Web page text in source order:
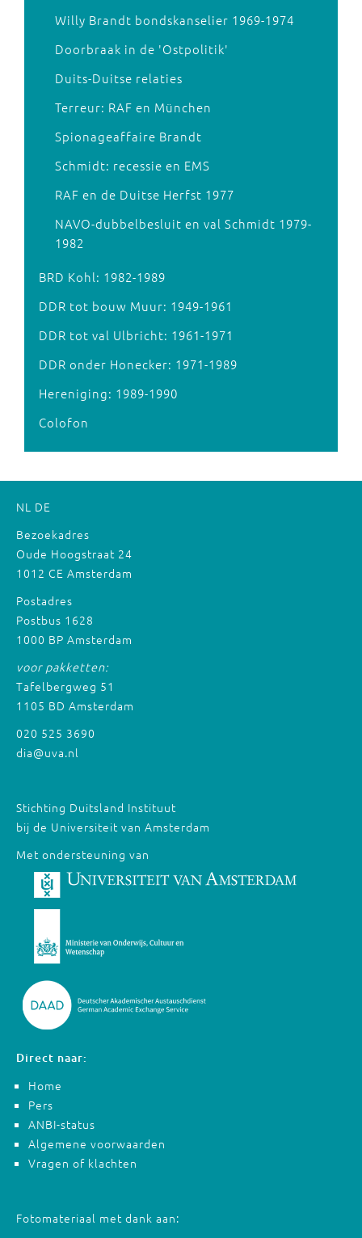
Willy Brandt bondskanselier 1969-1974
Doorbraak in de 'Ostpolitik'
Duits-Duitse relaties
Terreur: RAF en München
Spionageaffaire Brandt
Schmidt: recessie en EMS
RAF en de Duitse Herfst 1977
NAVO-dubbelbesluit en val Schmidt 1979-
1982
BRD Kohl: 1982-1989
DDR tot bouw Muur: 1949-1961
DDR tot val Ulbricht: 1961-1971
DDR onder Honecker: 1971-1989
Hereniging: 1989-1990
Colofon
NL DE
Bezoekadres
Oude Hoogstraat 24
1012 CE Amsterdam
Postadres
Postbus 1628
1000 BP Amsterdam
voor pakketten:
Tafelbergweg 51
1105 BD Amsterdam
020 525 3690
dia@uva.nl
Stichting Duitsland Instituut
bij de Universiteit van Amsterdam
Met ondersteuning van
Direct naar:
Home
Pers
ANBI-status
Algemene voorwaarden
Vragen of klachten
Fotomateriaal met dank aan: